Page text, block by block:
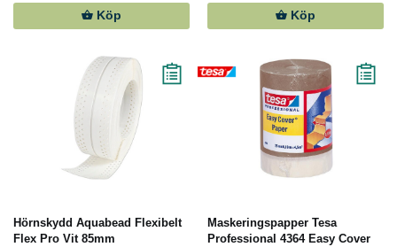
Köp Köp
Hörnskydd Aquabead Flexibelt
Flex Pro Vit 85mm
Maskeringspapper Tesa
Professional 4364 Easy Cover